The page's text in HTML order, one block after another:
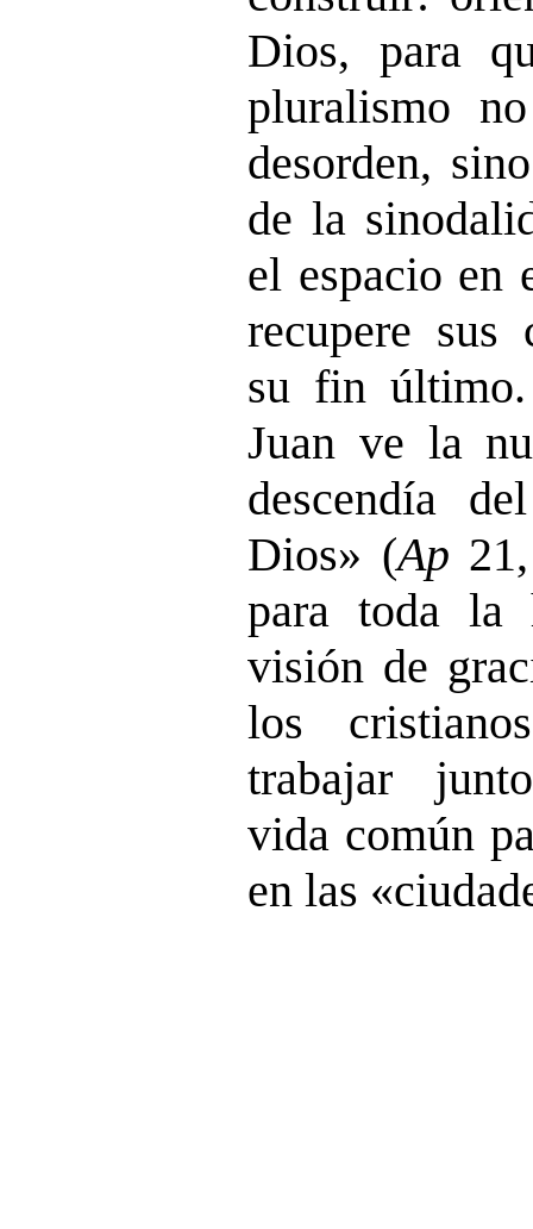
Dios, para
pluralismo
desorden,
de la
el espacio en
recupere sus
su fin
Juan ve la
descendía
Dios» (Ap
para toda la
visión de
los
trabajar
vida común
en las